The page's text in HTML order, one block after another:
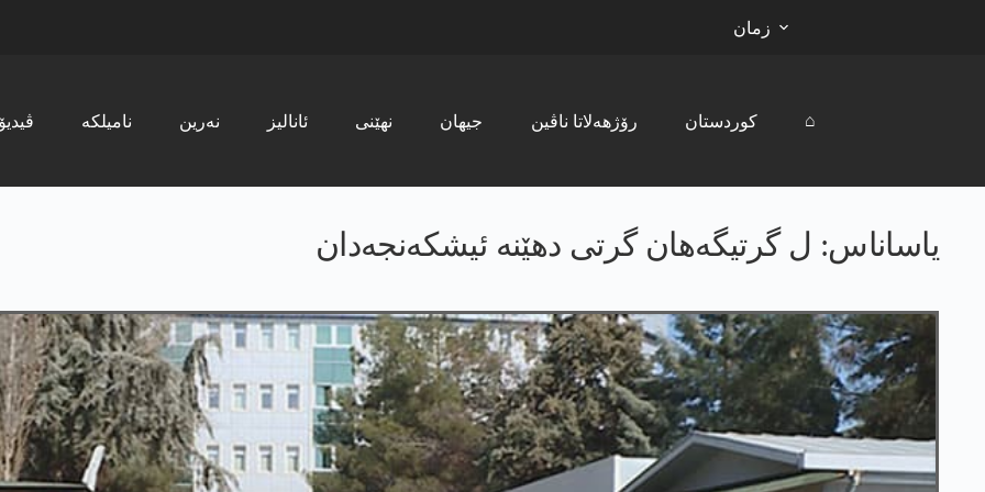
زمان
ڤیدیۆ نامیلکە نەرین ئانالیز نھێنی جیھان رۆژھەلاتا ناڤین کوردستان ⌂
یاساناس: ل گرتیگەھان گرتی دهێنە ئیشکەنجەدان